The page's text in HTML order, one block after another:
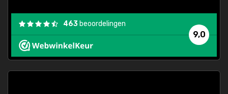
9,0
463 beoordelingen